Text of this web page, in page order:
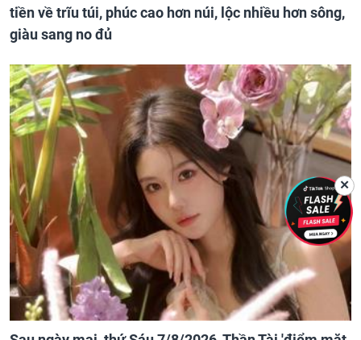
tiền về trĩu túi, phúc cao hơn núi, lộc nhiều hơn sông,
giàu sang no đủ
✕